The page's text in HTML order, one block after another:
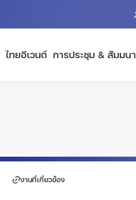
ไทยอีเวนต์ การประชุม & สัมมนา
งานที่เกี่ยวข้อง